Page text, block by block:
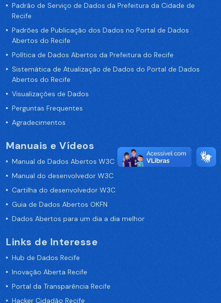
Padrão de Serviço de Dados da Prefeitura da Cidade de
Recife
Padrões de Publicação dos Dados no Portal de Dados
Abertos do Recife
Política de Dados Abertos da Prefeitura do Recife
Sistemática de Atualização de Dados do Portal de Dados
Abertos do Recife
Visualizações de Dados
Perguntas Frequentes
Agradecimentos
Manuais e Vídeos
Manual de Dados Abertos W3C
Manual do desenvolvedor W3C
Cartilha do desenvolvedor W3C
Guia de Dados Abertos OKFN
Dados Abertos para um dia a dia melhor
Links de Interesse
Hub de Dados Recife
Inovação Aberta Recife
Portal da Transparência Recife
Hacker Cidadão Recife